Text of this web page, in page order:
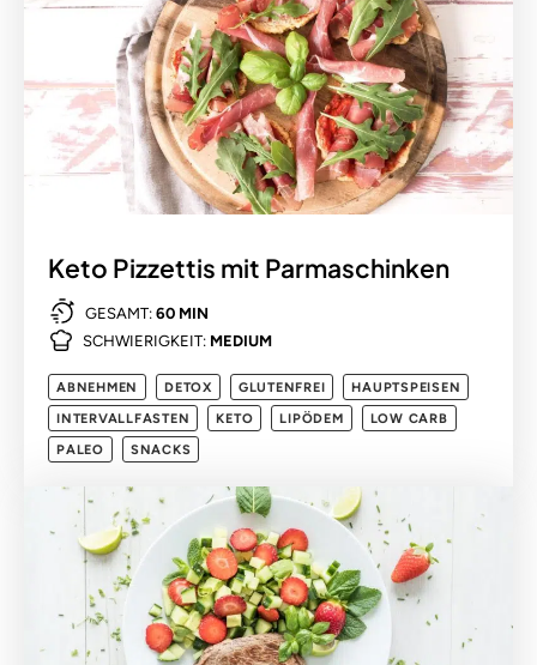
Keto Pizzettis mit Parmaschinken
GESAMT: 60 MIN
SCHWIERIGKEIT: MEDIUM
ABNEHMEN DETOX GLUTENFREI
HAUPTSPEISEN
INTERVALLFASTEN
KETO LIPÖDEM
LOW CARB
PALEO
SNACKS